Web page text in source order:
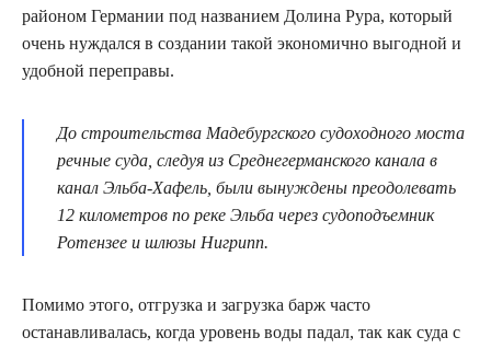
районом Германии под названием Долина Рура, который
очень нуждался в создании такой экономично выгодной и
удобной переправы.
До строительства Мадебургского судоходного моста
речные суда, следуя из Среднегерманского канала в
канал Эльба-Хафель, были вынуждены преодолевать
12 километров по реке Эльба через судоподъемник
Ротензее и шлюзы Нигрипп.
Помимо этого, отгрузка и загрузка барж часто
останавливалась, когда уровень воды падал, так как суда с